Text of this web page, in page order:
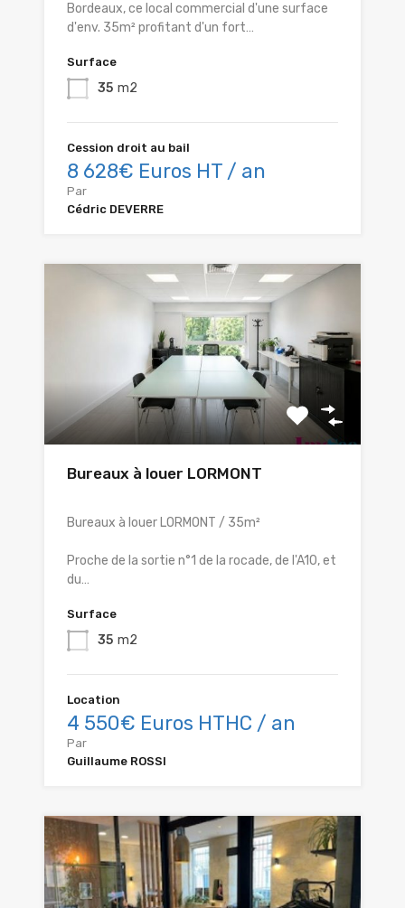
Bordeaux, ce local commercial d'une surface
d'env. 35m² profitant d'un fort…
Surface
35 m2
Cession droit au bail
8 628€ Euros HT / an
Par
Cédric DEVERRE
Bureaux à louer LORMONT
Bureaux à louer LORMONT / 35m²
Proche de la sortie n°1 de la rocade, de l'A10, et
du…
Surface
35 m2
Location
4 550€ Euros HTHC / an
Par
Guillaume ROSSI